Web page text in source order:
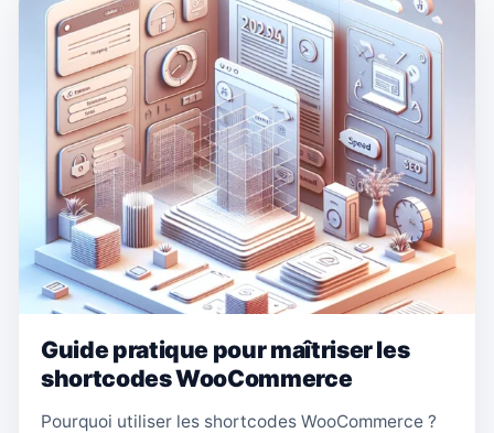
Guide pratique pour maîtriser les
shortcodes WooCommerce
Pourquoi utiliser les shortcodes WooCommerce ?